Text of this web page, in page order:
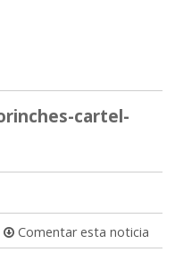
cartel-
Comentar esta noticia